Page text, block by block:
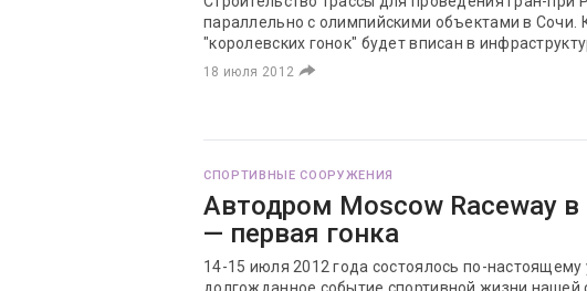
параллельно с олимпийскими объектами в Сочи.
"королевских гонок" будет вписан в
18 июля 2012
СПОРТИВНЫЕ СООРУЖЕНИЯ
Автодром Moscow Raceway
— первая гонка
14-15 июля 2012 года состоялось по-настоящему